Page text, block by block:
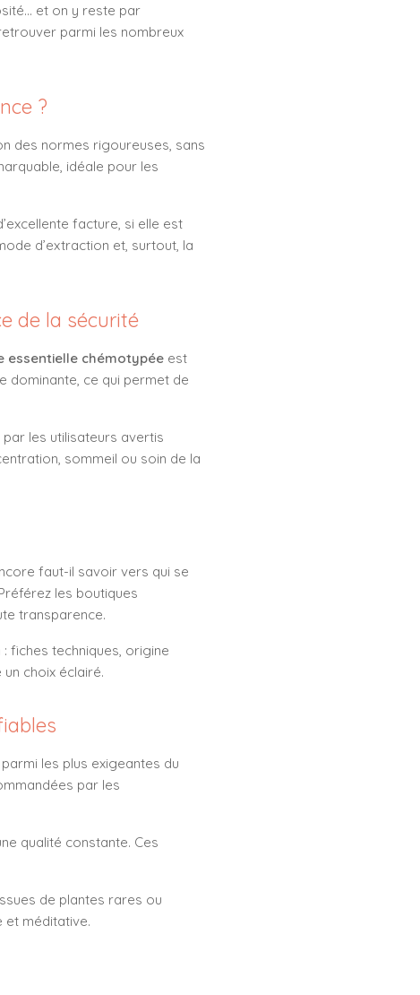
et on y reste par
parmi les nombreux
?
des normes rigoureuses, sans
idéale pour les
facture, si elle est
d’extraction et, surtout, la
de la sécurité
essentielle chémotypée est
dominante, ce qui permet de
les utilisateurs avertis
sommeil ou soin de la
faut-il savoir vers qui se
les boutiques
transparence.
: fiches techniques, origine
choix éclairé.
les plus exigeantes du
par les
qualité constante. Ces
de plantes rares ou
et méditative.